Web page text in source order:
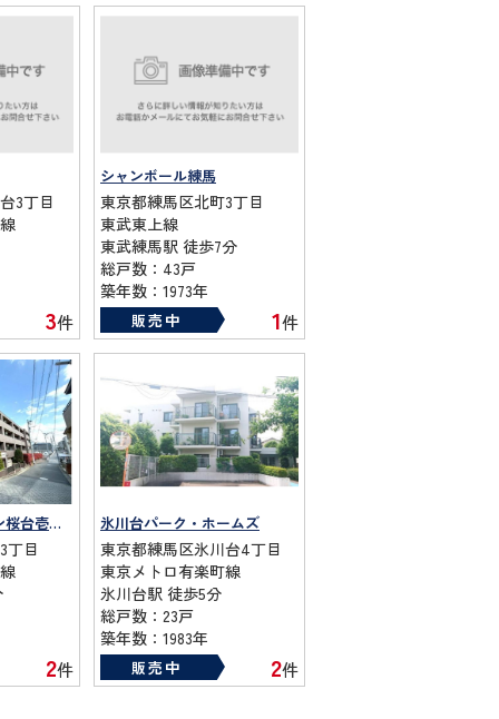
3丁目
3件
シャンボール練馬
東京都練馬区北町3丁目
東武東上線
東武練馬駅 徒歩7分
総戸数：43戸
築年数：1973年
販売中 1件
ドラゴンマンション桜台壱番館
丁目
2件
氷川台パーク・ホームズ
東京都練馬区氷川台4丁目
東京メトロ有楽町線
氷川台駅 徒歩5分
総戸数：23戸
築年数：1983年
販売中 2件